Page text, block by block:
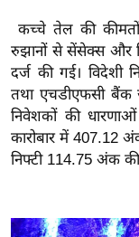
शे
ष
ज्ञ
रा
य
ब
खे
कच्चे तेल की कीमतों
रुझानों से सेंसेक्स और
दर्ज की गई। विदेशी
तथा एचडीएफसी बैंक
निवेशकों की
कारोबार में
निफ्टी 114.75 अंक